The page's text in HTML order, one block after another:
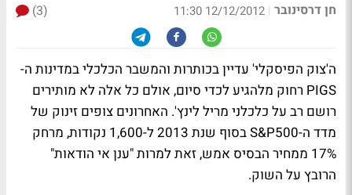
חן דרסינובר |
12/12/2012 11:30
(3)
ה'צוק הפיסקלי' עדיין בכותרות והמשבר הכלכלי במדינות ה-
PIGS רחוק מלהגיע לכדי סיום, אולם כל אלה לא מותירים
רושם רב על כלכלני מריל לינץ'. האחרונים צופים זינוק של
מדד ה-S&P500 בסוף שנת 2013 ל-1,600 נקודות, מרחק
17% ממחיר הבסיס אמש, זאת למרות "ענן אי הודאות"
הרובץ על השוק.